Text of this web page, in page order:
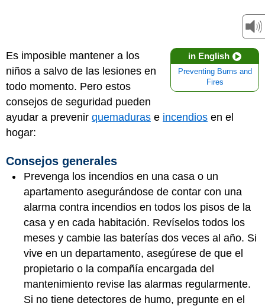
in English
Preventing Burns and
Fires
Es imposible mantener a los
niños a salvo de las lesiones en
todo momento. Pero estos
consejos de seguridad pueden
ayudar a prevenir quemaduras e incendios en el
hogar:
Consejos generales
Prevenga los incendios en una casa o un
apartamento asegurándose de contar con una
alarma contra incendios en todos los pisos de la
casa y en cada habitación. Revíselos todos los
meses y cambie las baterías dos veces al año. Si
vive en un departamento, asegúrese de que el
propietario o la compañía encargada del
mantenimiento revise las alarmas regularmente.
Si no tiene detectores de humo, pregunte en el